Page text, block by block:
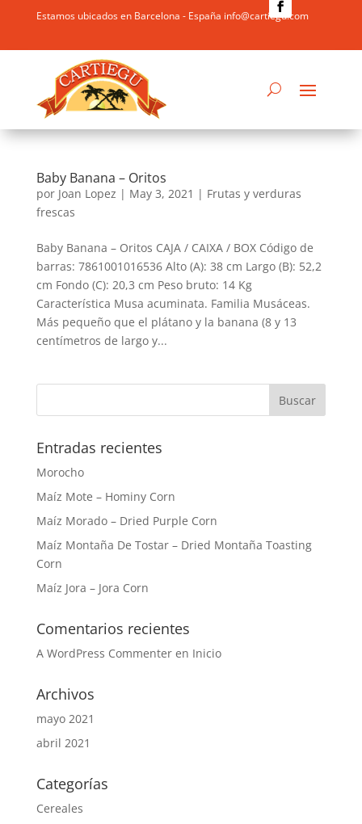
Estamos ubicados en Barcelona - España info@cartiegu.com
Baby Banana – Oritos
por Joan Lopez | May 3, 2021 | Frutas y verduras
frescas
Baby Banana – Oritos CAJA / CAIXA / BOX Código de
barras: 7861001016536 Alto (A): 38 cm Largo (B): 52,2
cm Fondo (C): 20,3 cm Peso bruto: 14 Kg
Característica Musa acuminata. Familia Musáceas.
Más pequeño que el plátano y la banana (8 y 13
centímetros de largo y...
Entradas recientes
Morocho
Maíz Mote – Hominy Corn
Maíz Morado – Dried Purple Corn
Maíz Montaña De Tostar – Dried Montaña Toasting
Corn
Maíz Jora – Jora Corn
Comentarios recientes
A WordPress Commenteren Inicio
Archivos
mayo 2021
abril 2021
Categorías
Cereales